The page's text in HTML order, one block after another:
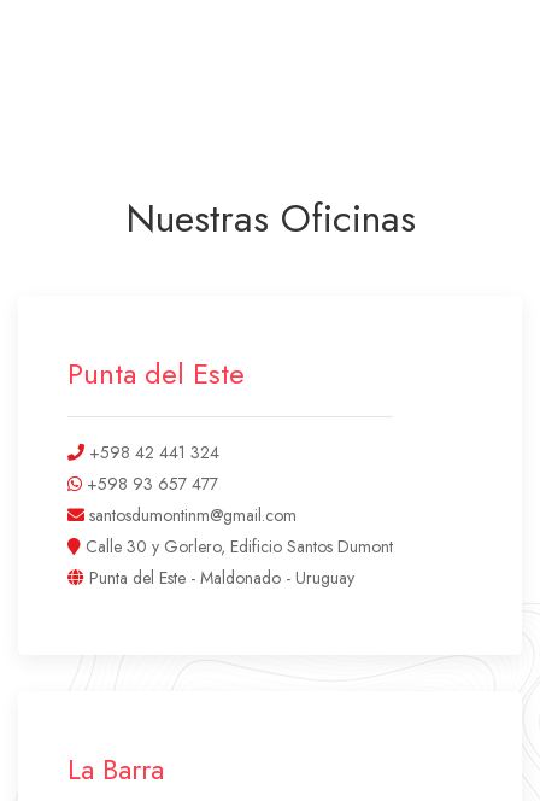
Nuestras Oficinas
Punta del Este
+598 42 441 324
+598 93 657 477
santosdumontinm@gmail.com
Calle 30 y Gorlero, Edificio Santos Dumont
Punta del Este - Maldonado - Uruguay
La Barra